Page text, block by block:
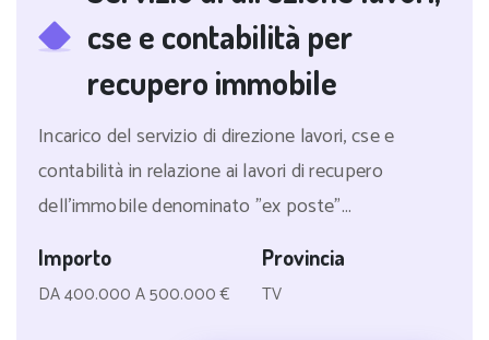
cse e contabilità per
recupero immobile
Incarico del servizio di direzione lavori, cse e
contabilità in relazione ai lavori di recupero
dell'immobile denominato "ex poste"...
Importo
DA 400.000 A 500.000 €
Provincia
TV